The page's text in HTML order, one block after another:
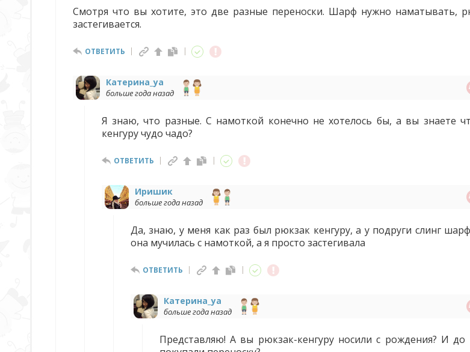
Смотря что вы хотите, это две разные переноски. Шарф нужно наматывать,
застегивается.
ОТВЕТИТЬ
Катерина_ya
больше года назад
Я знаю, что разные. С намоткой конечно не хотелось бы, а вы знаете
кенгуру чудо чадо?
ОТВЕТИТЬ
Иришик
больше года назад
Да, знаю, у меня как раз был рюкзак кенгуру, а у подруги слинг
она мучилась с намоткой, а я просто застегивала
ОТВЕТИТЬ
Катерина_ya
больше года назад
Представляю! А вы рюкзак-кенгуру носили с рождения? И до